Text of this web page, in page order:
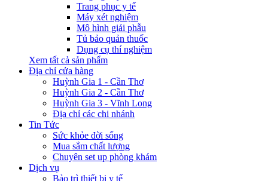
Trang phục y tế
Máy xét nghiệm
Mô hình giải phẫu
Tủ bảo quản thuốc
Dụng cụ thí nghiệm
Xem tất cả sản phẩm
Địa chỉ cửa hàng
Huỳnh Gia 1 - Cần Thơ
Huỳnh Gia 2 - Cần Thơ
Huỳnh Gia 3 - Vĩnh Long
Địa chỉ các chi nhánh
Tin Tức
Sức khỏe đời sống
Mua sắm chất lượng
Chuyên set up phòng khám
Dịch vụ
Bảo trì thiết bị y tế